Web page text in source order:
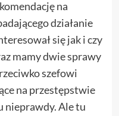
na
działanie
się jak i czy
mamy dwie sprawy
szefowi
na przestępstwie
nieprawdy. Ale tu